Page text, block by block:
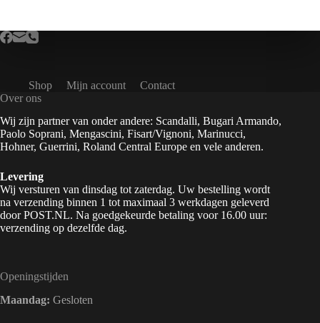
Shop Mijn account
Contact
Over ons
Wij zijn partner van onder andere: Scandalli, Bugari Armando,
Paolo Soprani, Mengascini, Fisart/Vignoni, Marinucci,
Hohner, Guerrini, Roland Central Europe en vele anderen.
Levering
Wij versturen van dinsdag tot zaterdag. Uw bestelling wordt
na verzending binnen 1 tot maximaal 3 werkdagen geleverd
door POST.NL. Na goedgekeurde betaling voor 16.00 uur:
verzending op dezelfde dag.
Openingstijden
Maandag: Gesloten